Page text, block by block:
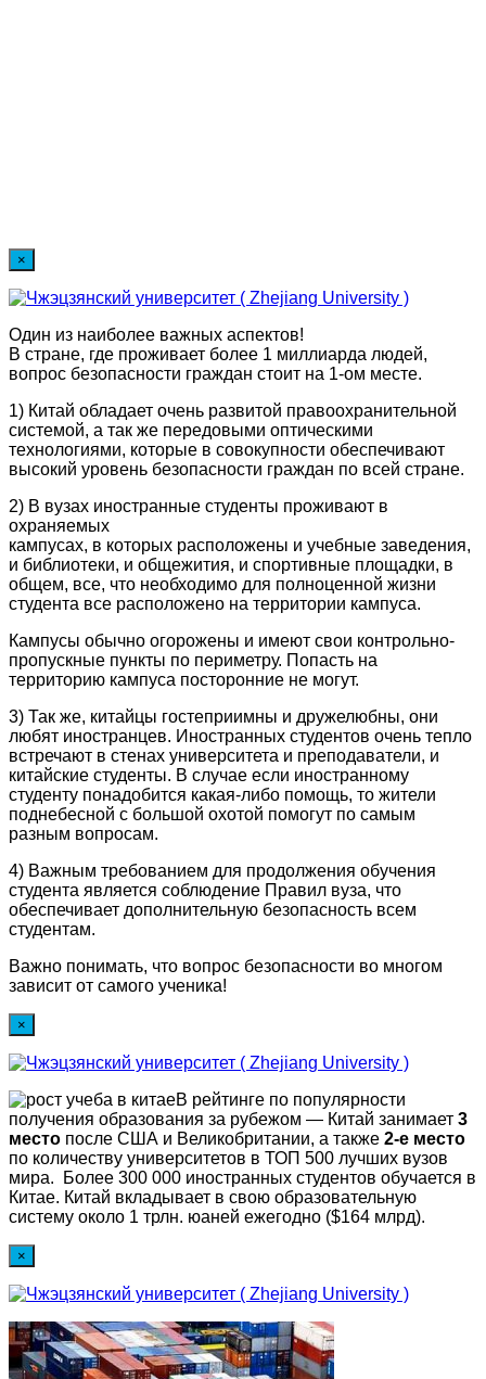
×
Один из наиболее важных аспектов!
В стране, где проживает более 1 миллиарда людей,
вопрос безопасности граждан стоит на 1-ом месте.
1) Китай обладает очень развитой правоохранительной
системой, а так же передовыми оптическими
технологиями, которые в совокупности обеспечивают
высокий уровень безопасности граждан по всей стране.
2) В вузах иностранные студенты проживают в
охраняемых
кампусах, в которых расположены и учебные заведения,
и библиотеки, и общежития, и спортивные площадки, в
общем, все, что необходимо для полноценной жизни
студента все расположено на территории кампуса.
Кампусы обычно огорожены и имеют свои контрольно-
пропускные пункты по периметру. Попасть на
территорию кампуса посторонние не могут.
3) Так же, китайцы гостеприимны и дружелюбны, они
любят иностранцев. Иностранных студентов очень тепло
встречают в стенах университета и преподаватели, и
китайские студенты. В случае если иностранному
студенту понадобится какая-либо помощь, то жители
поднебесной с большой охотой помогут по самым
разным вопросам.
4) Важным требованием для продолжения обучения
студента является соблюдение Правил вуза, что
обеспечивает дополнительную безопасность всем
студентам.
Важно понимать, что вопрос безопасности во многом
зависит от самого ученика!
×
В рейтинге по популярности
получения образования за рубежом — Китай занимает 3
место после США и Великобритании, а также 2-е место
по количеству университетов в ТОП 500 лучших вузов
мира. Более 300 000 иностранных студентов обучается в
Китае. Китай вкладывает в свою образовательную
систему около 1 трлн. юаней ежегодно ($164 млрд).
×